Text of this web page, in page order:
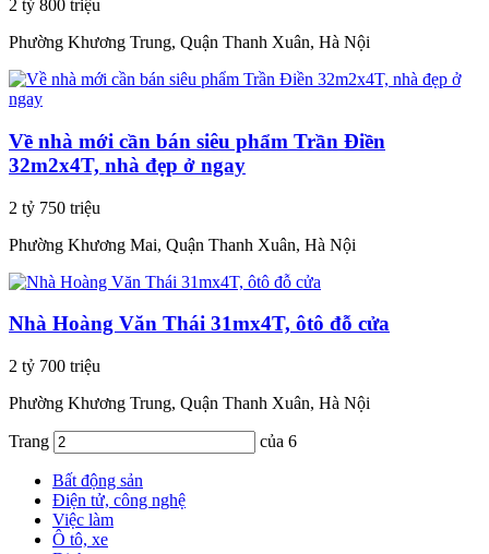
2 tỷ 800 triệu
Phường Khương Trung, Quận Thanh Xuân, Hà Nội
Về nhà mới cần bán siêu phẩm Trần Điền
32m2x4T, nhà đẹp ở ngay
2 tỷ 750 triệu
Phường Khương Mai, Quận Thanh Xuân, Hà Nội
Nhà Hoàng Văn Thái 31mx4T, ôtô đỗ cửa
2 tỷ 700 triệu
Phường Khương Trung, Quận Thanh Xuân, Hà Nội
Trang của 6
Bất động sản
Điện tử, công nghệ
Việc làm
Ô tô, xe